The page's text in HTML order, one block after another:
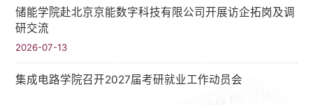
储能学院赴北京京能数字科技有限公司开展访企拓岗及调
研交流
2026-07-13
集成电路学院召开2027届考研就业工作动员会